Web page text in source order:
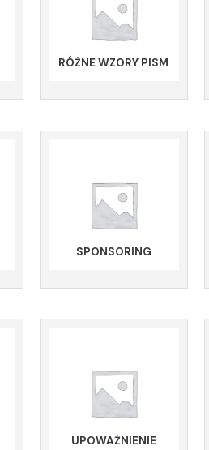
RÓŻNE WZORY PISM
SPONSORING
UPOWAŻNIENIE